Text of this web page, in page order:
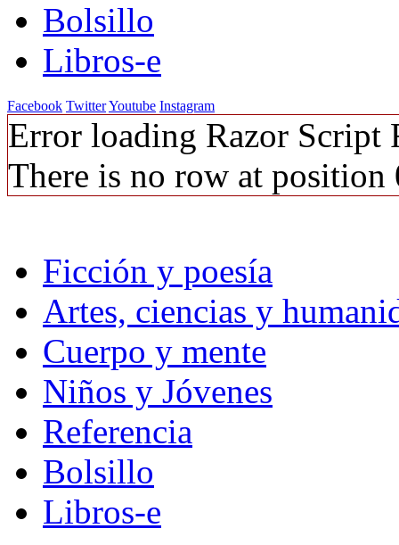
Bolsillo
Libros-e
Facebook TwitterYoutube Instagram
Error loading Razor Script
There is no row at position
Ficción y poesía
Artes, ciencias y
Cuerpo y mente
Niños y Jóvenes
Referencia
Bolsillo
Libros-e